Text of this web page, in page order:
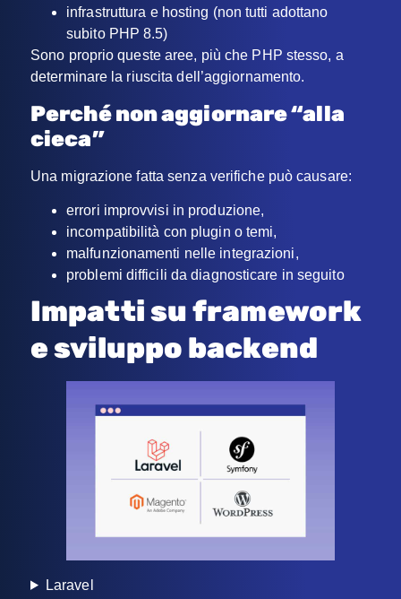
infrastruttura e hosting (non tutti adottano
subito PHP 8.5)
Sono proprio queste aree, più che PHP stesso, a
determinare la riuscita dell’aggiornamento.
Perché non aggiornare “alla
cieca”
Una migrazione fatta senza verifiche può causare:
errori improvvisi in produzione,
incompatibilità con plugin o temi,
malfunzionamenti nelle integrazioni,
problemi difficili da diagnosticare in seguito
Impatti su framework
e sviluppo backend
Laravel